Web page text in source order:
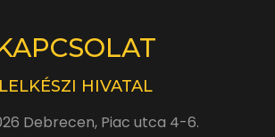
LELKÉSZI HIVATAL
Debrecen, Piac utca 4-6.